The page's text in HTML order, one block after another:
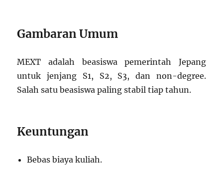
Gambaran Umum
MEXT adalah beasiswa pemerintah Jepang
untuk jenjang S1, S2, S3, dan non-degree.
Salah satu beasiswa paling stabil tiap tahun.
Keuntungan
Bebas biaya kuliah.